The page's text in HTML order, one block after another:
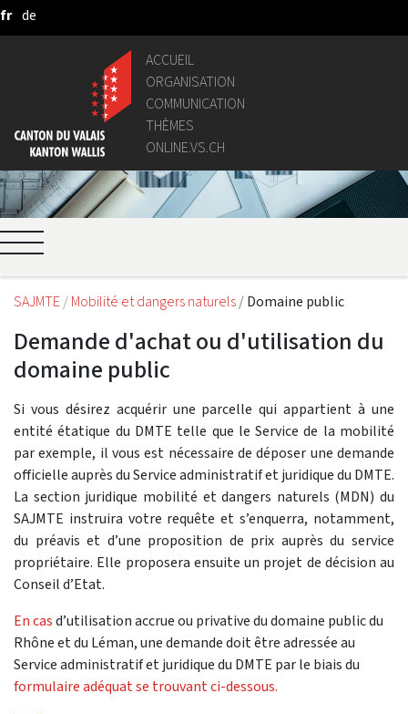
Saut au contenu principal
fr de
ACCUEIL
ORGANISATION
COMMUNICATION
THÈMES
ONLINE.VS.CH
SAJMTE Mobilité et dangers naturels Domaine public
Demande d'achat ou d'utilisation du
domaine public
Si vous désirez acquérir une parcelle qui appartient à une
entité étatique du DMTE telle que le Service de la mobilité
par exemple, il vous est nécessaire de déposer une demande
officielle auprès du Service administratif et juridique du DMTE.
La section juridique mobilité et dangers naturels (MDN) du
SAJMTE instruira votre requête et s’enquerra, notamment,
du préavis et d’une proposition de prix auprès du service
propriétaire. Elle proposera ensuite un projet de décision au
Conseil d’Etat.
En casd’utilisation accrue ou privative du domaine public du
Rhône et du Léman, une demande doit être adressée au
Service administratif et juridique du DMTE par le biais du
formulaire adéquat se trouvant ci-dessous.